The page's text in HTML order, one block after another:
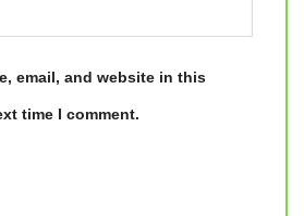
email, and website in this
time I comment.